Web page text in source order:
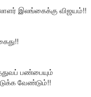
இலங்கைக்கு விஜயம்!!
பண்பையும்
வேண்டும்!!